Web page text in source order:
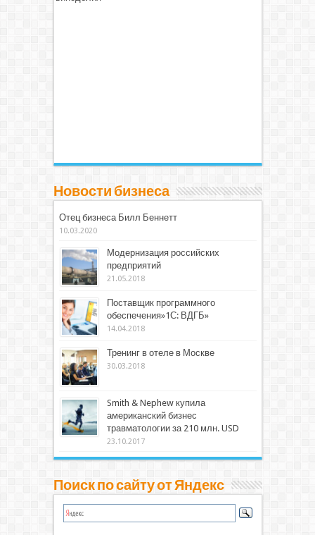
Новости бизнеса
Отец бизнеса Билл Беннетт
10.03.2020
Модернизация российских
предприятий
21.05.2018
Поставщик программного
обеспечения»1С: ВДГБ»
14.04.2018
Тренинг в отеле в Москве
30.03.2018
Smith & Nephew купила
американский бизнес
травматологии за 210 млн. USD
23.10.2017
Поиск по сайту от Яндекс